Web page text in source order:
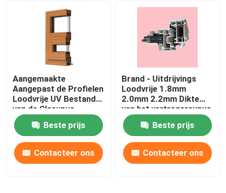
Aangemaakte
Aangepast de Profielen
Loodvrije UV Bestand
van de Glasupvc
Uitdrijving
Beste prijs
Contacteer ons
Brand - Uitdrijvings
Loodvrije 1.8mm
2.0mm 2.2mm Dikte
van het vertragersupvc
Profiel
Beste prijs
Contacteer ons